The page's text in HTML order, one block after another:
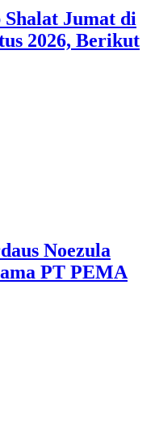
Jumat di
2026, Berikut
Noezula
PT PEMA